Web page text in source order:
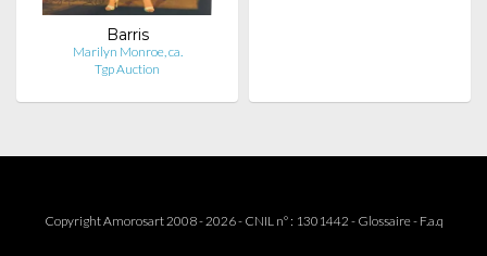
Barris
Marilyn Monroe, ca.
Tgp Auction
Copyright Amorosart 2008 - 2026 - CNIL n° : 1301442 - Glossaire- F.a.q